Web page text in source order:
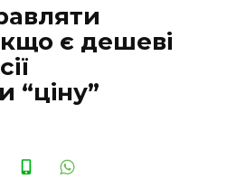
є дешеві
“ціну”